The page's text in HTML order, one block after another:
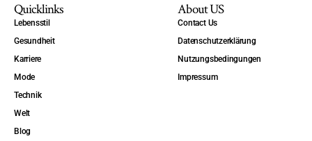
Quicklinks
Lebensstil
Gesundheit
Karriere
Mode
Technik
Welt
Blog
About US
Contact Us
Datenschutzerklärung
Nutzungsbedingungen
Impressum